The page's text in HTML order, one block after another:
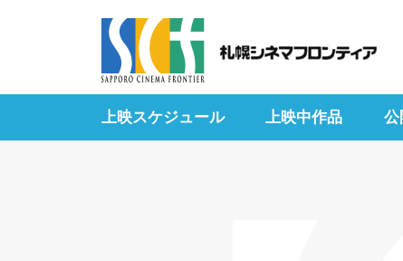
上映スケジュール 上映中作品 公